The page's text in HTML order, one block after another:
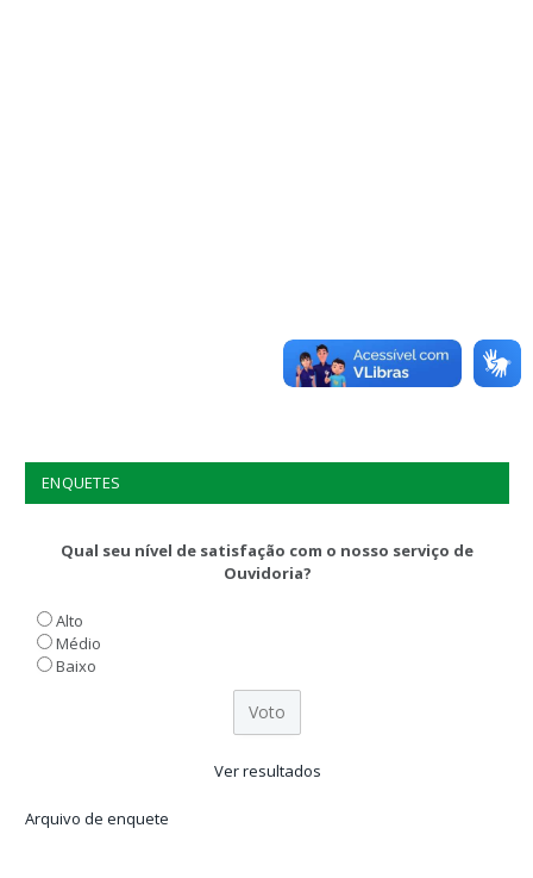
ENQUETES
Qual seu nível de satisfação com o nosso serviço de
Ouvidoria?
Alto
Médio
Baixo
Ver resultados
Arquivo de enquete